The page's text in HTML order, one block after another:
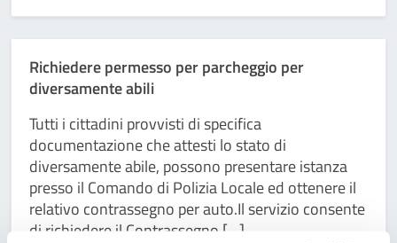
Richiedere permesso per parcheggio per
diversamente abili
Tutti i cittadini provvisti di specifica
documentazione che attesti lo stato di
diversamente abile, possono presentare istanza
presso il Comando di Polizia Locale ed ottenere il
relativo contrassegno per auto.Il servizio consente
di richiedere il Contrassegno […]